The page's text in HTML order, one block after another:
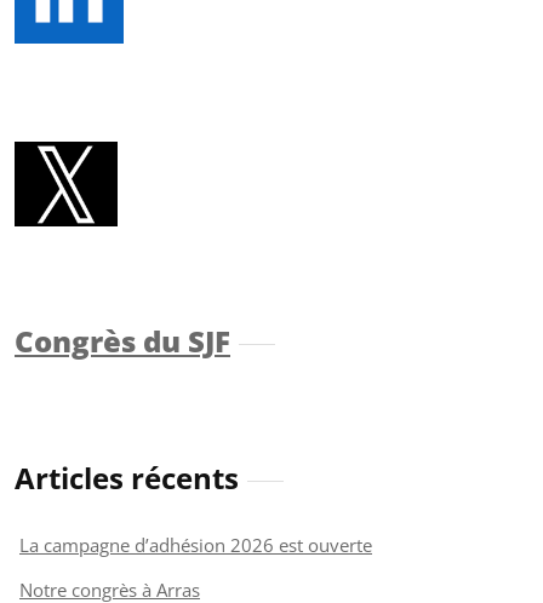
Congrès du SJF
Articles récents
La campagne d’adhésion 2026 est ouverte
Notre congrès à Arras